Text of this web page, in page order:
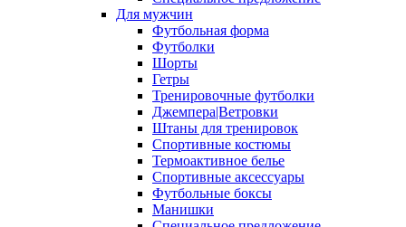
Для мужчин
Футбольная форма
Футболки
Шорты
Гетры
Тренировочные футболки
Джемпера|Ветровки
Штаны для тренировок
Спортивные костюмы
Термоактивное белье
Спортивные аксессуары
Футбольные боксы
Манишки